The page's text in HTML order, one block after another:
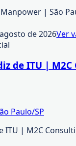
| São
de 2026Ver
de ITU |
Paulo/SP
ITU | M2C